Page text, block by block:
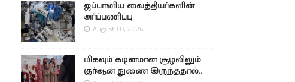
ஜப்பானிய வைத்தியர்களின்
அர்ப்பணிப்பு
August 07, 2026
மிகவும் கடினமான சூழலிலும்
குர்ஆன் துணை இருந்ததால்..